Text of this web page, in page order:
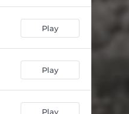
04:00
Adiós 02:56
04:14
Play
Play
Play